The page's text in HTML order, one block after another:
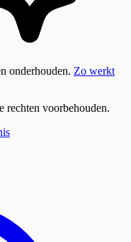
onderhouden. Zo werkt
rechten voorbehouden.